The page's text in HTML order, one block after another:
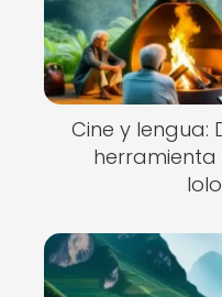
Cine y lengua: